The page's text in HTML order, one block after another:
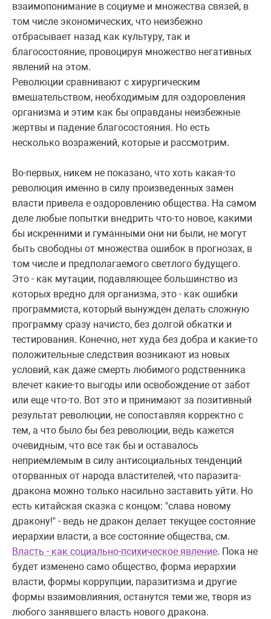
взаимопонимание в социуме и множества связей, в
том числе экономических, что неизбежно
отбрасывает назад как культуру, так и
благосостояние, провоцируя множество негативных
явлений на этом.
Революции сравнивают с хирургическим
вмешательством, необходимым для оздоровления
организма и этим как бы оправданы неизбежные
жертвы и падение благосостояния. Но есть
несколько возражений, которые и рассмотрим.
Во-первых, никем не показано, что хоть какая-то
революция именно в силу произведенных замен
власти привела е оздоровлению общества. На самом
деле любые попытки внедрить что-то новое, какими
бы искренними и гуманными они ни были, не могут
быть свободны от множества ошибок в прогнозах, в
том числе и предполагаемого светлого будущего.
Это - как мутации, подавляющее большинство из
которых вредно для организма, это - как ошибки
программиста, который вынужден делать сложную
программу сразу начисто, без долгой обкатки и
тестирования. Конечно, нет худа без добра и какие-то
положительные следствия возникают из новых
условий, как даже смерть любимого родственника
влечет какие-то выгоды или освобождение от забот
или еще что-то. Вот это и принимают за позитивный
результат революции, не сопоставляя корректно с
тем, а что было бы без революции, ведь кажется
очевидным, что все так бы и оставалось
неприемлемым в силу антисоциальных тенденций
оторванных от народа властителей, что паразита-
дракона можно только насильно заставить уйти. Но
есть китайская сказка с концом: "слава новому
дракону!" - ведь не дракон делает текущее состояние
иерархии власти, а все состояние общества, см.
Власть - как социально-психическое явление. Пока не
будет изменено само общество, форма иерархии
власти, формы коррупции, паразитизма и другие
формы взаимовлияния, останутся теми же, творя из
любого занявшего власть нового дракона.